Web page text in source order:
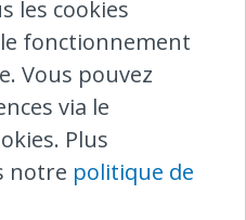
espèces dans
les cookies
fonctionnement
Vous pouvez
via le
Plus
notre politique de